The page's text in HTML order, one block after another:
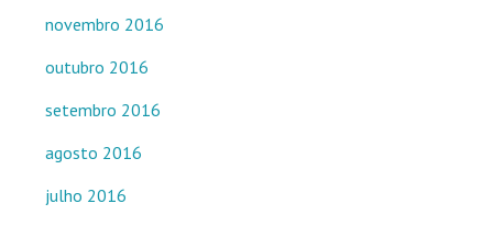
novembro 2016
outubro 2016
setembro 2016
agosto 2016
julho 2016